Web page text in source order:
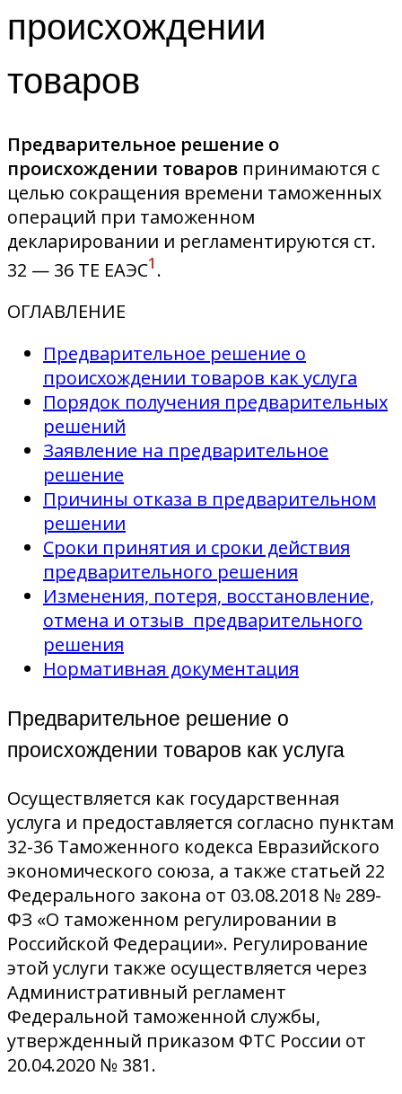
происхождении
товаров
Предварительное решение о
происхождении товаров принимаются с
целью сокращения времени таможенных
операций при таможенном
декларировании и регламентируются ст.
32 — 36 ТЕ ЕАЭС1 .
ОГЛАВЛЕНИЕ
Предварительное решение о
происхождении товаров как услуга
Порядок получения предварительных
решений
Заявление на предварительное
решение
Причины отказа в предварительном
решении
Сроки принятия и сроки действия
предварительного решения
Изменения, потеря, восстановление,
отмена и отзыв предварительного
решения
Нормативная документация
Предварительное решение о
происхождении товаров как услуга
Осуществляется как государственная
услуга и предоставляется согласно пунктам
32-36 Таможенного кодекса Евразийского
экономического союза, а также статьей 22
Федерального закона от 03.08.2018 № 289-
ФЗ «О таможенном регулировании в
Российской Федерации». Регулирование
этой услуги также осуществляется через
Административный регламент
Федеральной таможенной службы,
утвержденный приказом ФТС России от
20.04.2020 № 381.